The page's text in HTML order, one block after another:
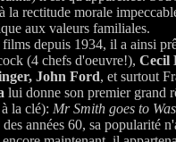
la rectitude morale
aux valeurs familiales.
depuis 1934, il a ainsi
(4 chefs d'oeuvre!), Cecil
John Ford, et surtout
lui donne son premier grand
la clé): Mr Smith goes to
années 60, sa popularité